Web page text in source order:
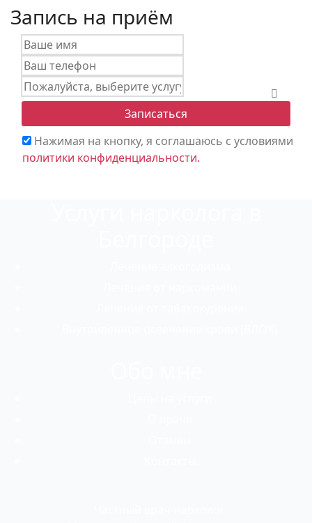
Запись на приём
Пожалуйста,
выберите
Записаться
Нажимая на кнопку, я соглашаюсь с условиями
политики конфиденциальности.